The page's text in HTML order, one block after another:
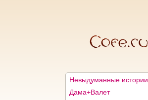
Невыдуманные истории
Дама+Валет